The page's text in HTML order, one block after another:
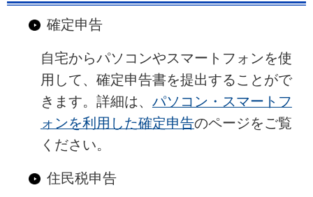
確定申告
自宅からパソコンやスマートフォンを使
用して、確定申告書を提出することがで
きます。詳細は、 パソコン・スマートフ
ォンを利用した確定申告のページをご覧
ください。
住民税申告